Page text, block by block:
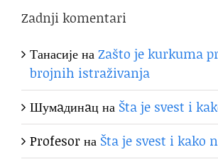
Zadnji komentari
ТанасијенаZašto je kurkuma
brojnih istraživanja
Шумaдинaцна Šta je svest i
Profesorна Šta je svest i kako